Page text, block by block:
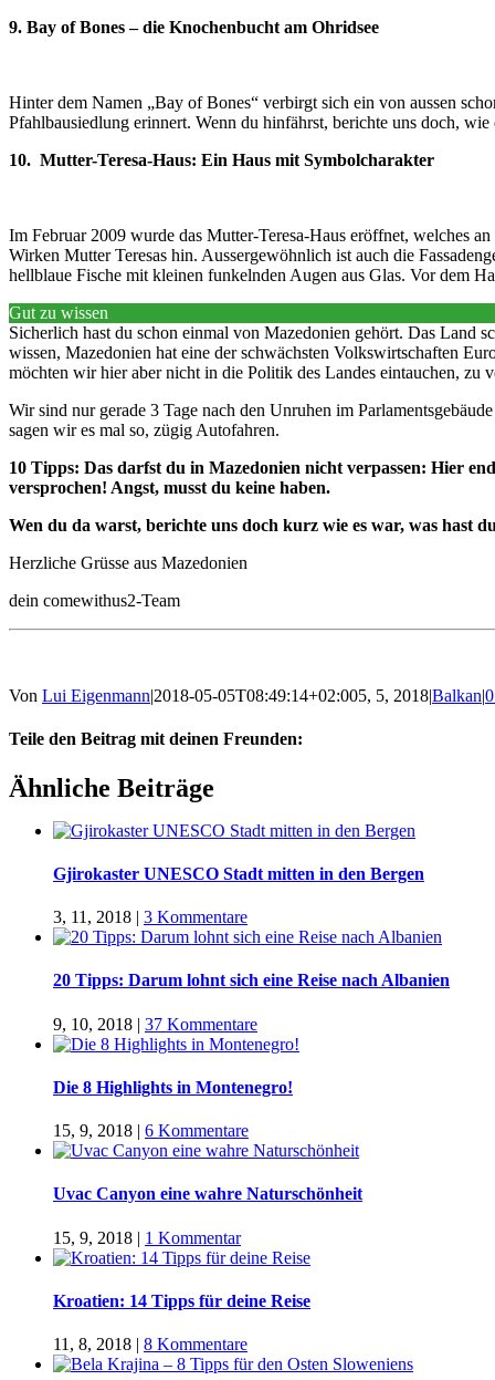
9. Bay of Bones – die Knochenbucht am Ohridsee
Hinter dem Namen „Bay of Bones“ verbirgt sich ein von aussen
Pfahlbausiedlung erinnert. Wenn du hinfährst, berichte uns doch,
10. Mutter-Teresa-Haus: Ein Haus mit Symbolcharakter
Im Februar 2009 wurde das Mutter-Teresa-Haus eröffnet, welches
Wirken Mutter Teresas hin. Aussergewöhnlich ist auch die
hellblaue Fische mit kleinen funkelnden Augen aus Glas. Vor dem
Gut zu wissen
Sicherlich hast du schon einmal von Mazedonien gehört. Das Land
wissen, Mazedonien hat eine der schwächsten Volkswirtschaften
möchten wir hier aber nicht in die Politik des Landes eintauchen,
Wir sind nur gerade 3 Tage nach den Unruhen im
sagen wir es mal so, zügig Autofahren.
10 Tipps: Das darfst du in Mazedonien nicht verpassen: Hier
versprochen! Angst, musst du keine haben.
Wen du da warst, berichte uns doch kurz wie es war, was hast
Herzliche Grüsse aus Mazedonien
dein comewithus2-Team
Von Lui Eigenmann|2018-05-05T08:49:14+02:005, 5, 2018|Balkan|
Teile den Beitrag mit deinen Freunden:
Facebook
Twitter
LinkedIn
Google+
Pinterest
Email
Ähnliche Beiträge
Gjirokaster UNESCO Stadt mitten in den Bergen
3, 11, 2018 | 3 Kommentare
20 Tipps: Darum lohnt sich eine Reise nach Albanien
9, 10, 2018 | 37 Kommentare
Die 8 Highlights in Montenegro!
15, 9, 2018 | 6 Kommentare
Uvac Canyon eine wahre Naturschönheit
15, 9, 2018 | 1 Kommentar
Kroatien: 14 Tipps für deine Reise
11, 8, 2018 | 8 Kommentare